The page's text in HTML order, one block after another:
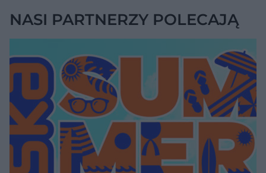
NASI PARTNERZY POLECAJĄ